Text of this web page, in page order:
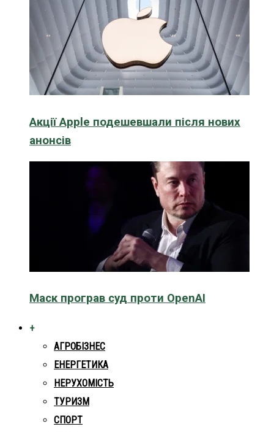
Акції Apple подешевшали після нових
анонсів
Маск програв суд проти OpenAI
+
АГРОБІЗНЕС
ЕНЕРГЕТИКА
НЕРУХОМІСТЬ
ТУРИЗМ
СПОРТ